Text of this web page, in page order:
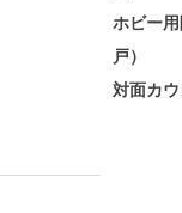
ホビー
戸）
対面カ